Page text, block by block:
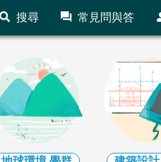
搜尋 常見問與答